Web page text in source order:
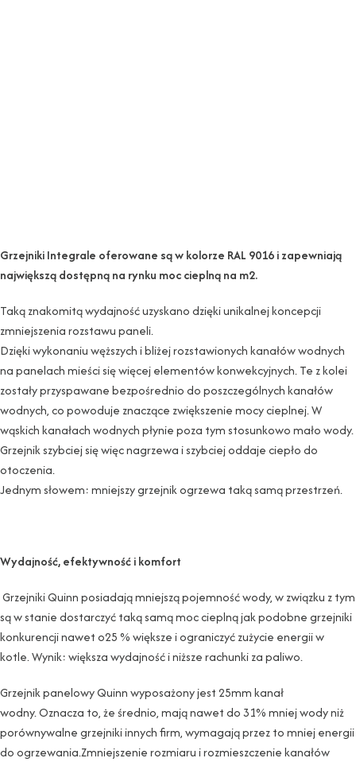
Grzejniki Integrale oferowane są w kolorze RAL 9016 i zapewniają
największą dostępną na rynku moc cieplną na m2.
Taką znakomitą wydajność uzyskano dzięki unikalnej koncepcji
zmniejszenia rozstawu paneli.
Dzięki wykonaniu węższych i bliżej rozstawionych kanałów wodnych
na panelach mieści się więcej elementów konwekcyjnych. Te z kolei
zostały przyspawane bezpośrednio do poszczególnych kanałów
wodnych, co powoduje znaczące zwiększenie mocy cieplnej. W
wąskich kanałach wodnych płynie poza tym stosunkowo mało wody.
Grzejnik szybciej się więc nagrzewa i szybciej oddaje ciepło do
otoczenia.
Jednym słowem: mniejszy grzejnik ogrzewa taką samą przestrzeń.
Wydajność, efektywność i komfort
Grzejniki Quinn posiadają mniejszą pojemność wody, w związku z tym
są w stanie dostarczyć taką samą moc cieplną jak podobne grzejniki
konkurencji nawet o25 % większe i ograniczyć zużycie energii w
kotle. Wynik: większa wydajność i niższe rachunki za paliwo.
Grzejnik panelowy Quinn wyposażony jest 25mm kanał
wodny. Oznacza to, że średnio, mają nawet do 31% mniej wody niż
porównywalne grzejniki innych firm, wymagają przez to mniej energii
do ogrzewania.Zmniejszenie rozmiaru i rozmieszczenie kanałów